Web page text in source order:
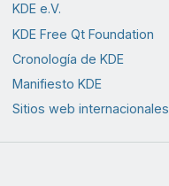
KDE e.V.
KDE Free Qt Foundation
Cronología de KDE
Manifiesto KDE
Sitios web internacionales